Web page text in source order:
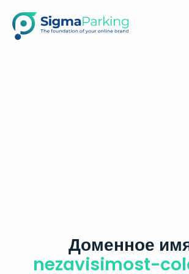
Доменное
nezavisimost-